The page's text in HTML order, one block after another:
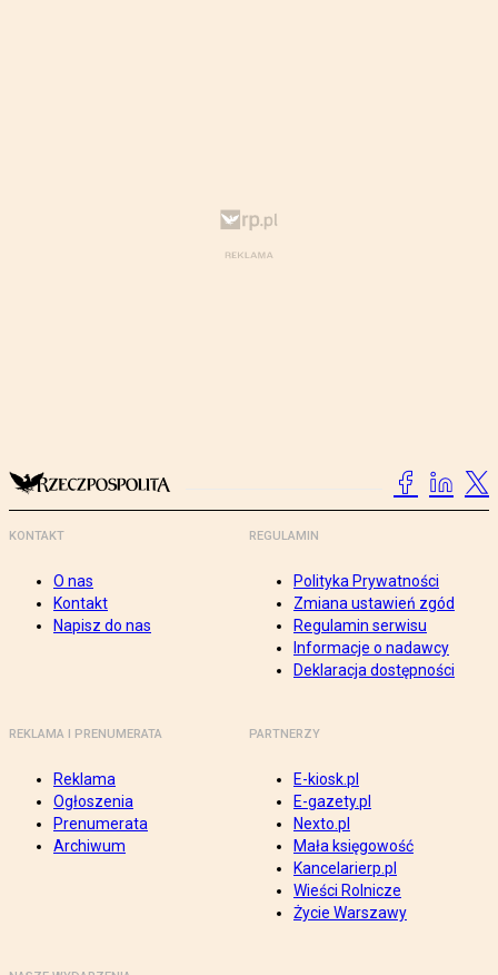
KONTAKT
O nas
Kontakt
Napisz do nas
REGULAMIN
Polityka Prywatności
Zmiana ustawień zgód
Regulamin serwisu
Informacje o nadawcy
Deklaracja dostępności
REKLAMA I PRENUMERATA
Reklama
Ogłoszenia
Prenumerata
Archiwum
PARTNERZY
E-kiosk.pl
E-gazety.pl
Nexto.pl
Mała księgowość
Kancelarierp.pl
Wieści Rolnicze
Życie Warszawy